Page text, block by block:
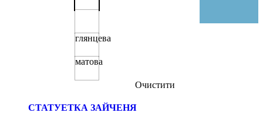
глянцева
матова
Очистити
СТАТУЕТКА ЗАЙЧЕНЯ